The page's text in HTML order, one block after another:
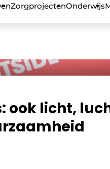
ZorgprojectenOnderwijs
ook licht,